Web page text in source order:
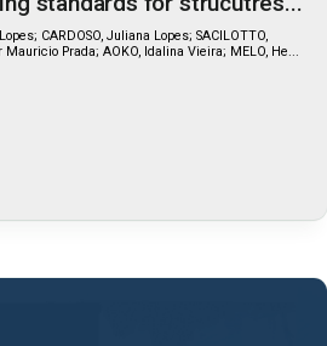
CARDOSO, Juliana Lopes; SACILOTTO,
Prada; AOKO, Idalina Vieira; MELO, He...